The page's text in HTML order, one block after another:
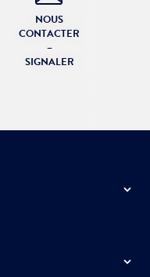
NOUS
CONTACTER
–
SIGNALER